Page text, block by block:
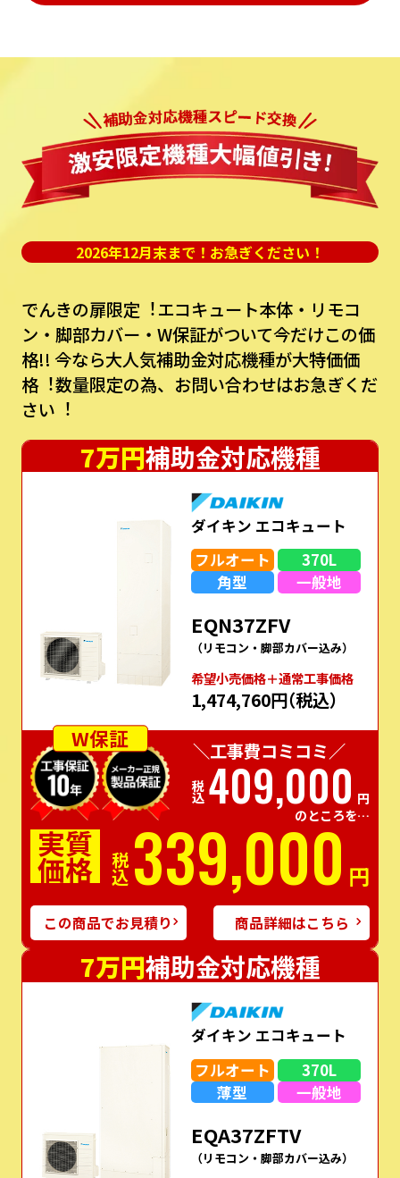
2026年12月末まで！お急ぎください！
でんきの扉限定︕エコキュート本体・リモコ
ン・脚部カバー・W保証がついて今だけこの価
格!! 今なら⼤⼈気補助⾦対応機種が⼤特価価
格︕数量限定の為、お問い合わせはお急ぎくだ
さい︕
7万円補助金対応機種
ダイキン エコキュート
フルオート
370L
角型
一般地
EQN37ZFV
（リモコン・脚部カバー込み）
希望⼩売価格＋通常⼯事価格
1,474,760円（税込）
W保証
＼工事費コミコミ／
税込409,000 円
のところを…
実質
価格 税込339,000 円
この商品でお見積り 商品詳細はこちら
7万円補助金対応機種
ダイキン エコキュート
フルオート
370L
薄型
一般地
EQA37ZFTV
（リモコン・脚部カバー込み）